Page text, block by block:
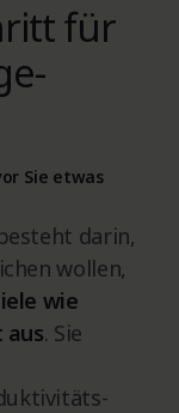
für
Sie etwas
darin,
wollen,
wie
aus. Sie